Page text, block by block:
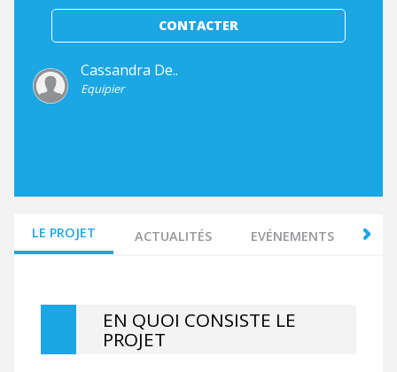
CONTACTER
Cassandra De..
Equipier
LE PROJET ACTUALITÉS EVÉNEMENTS
EN QUOI CONSISTE LE
PROJET